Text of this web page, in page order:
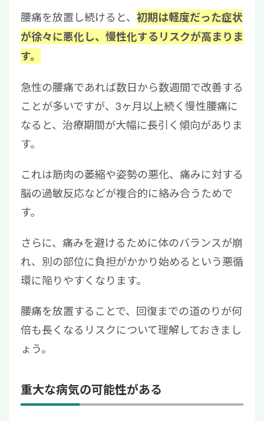
腰痛を放置し続けると、 初期は軽度だった症状
が徐々に悪化し、慢性化するリスクが高まりま
す。
急性の腰痛であれば数日から数週間で改善する
ことが多いですが、3ヶ月以上続く慢性腰痛に
なると、治療期間が大幅に長引く傾向がありま
す。
これは筋肉の萎縮や姿勢の悪化、痛みに対する
脳の過敏反応などが複合的に絡み合うためで
す。
さらに、痛みを避けるために体のバランスが崩
れ、別の部位に負担がかかり始めるという悪循
環に陥りやすくなります。
腰痛を放置することで、回復までの道のりが何
倍も長くなるリスクについて理解しておきまし
ょう。
重大な病気の可能性がある